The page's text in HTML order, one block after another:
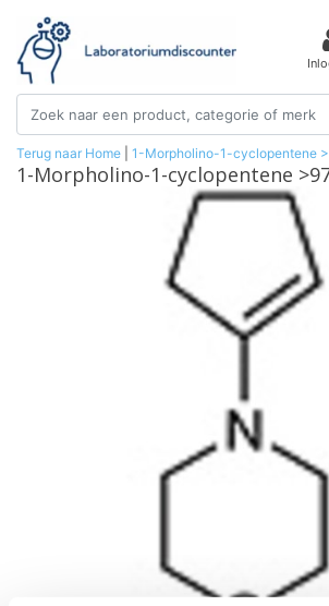
Terug naar Home 1-Morpholino-1-cyclopentene
1-Morpholino-1-cyclopentene